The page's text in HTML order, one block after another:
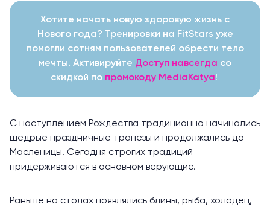
Хотите начать новую здоровую жизнь с
Нового года? Тренировки на FitStars уже
помогли сотням пользователей обрести тело
мечты. Активируйте Доступ навсегда со
скидкой по промокоду MediaKatya!
С наступлением Рождества традиционно начинались
щедрые праздничные трапезы и продолжались до
Масленицы. Сегодня строгих традиций
придерживаются в основном верующие.
Раньше на столах появлялись блины, рыба, холодец,